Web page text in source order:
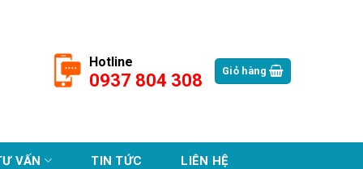
Hotline
0937 804 308 Giỏ hàng
VẤN TIN TỨC LIÊN HỆ